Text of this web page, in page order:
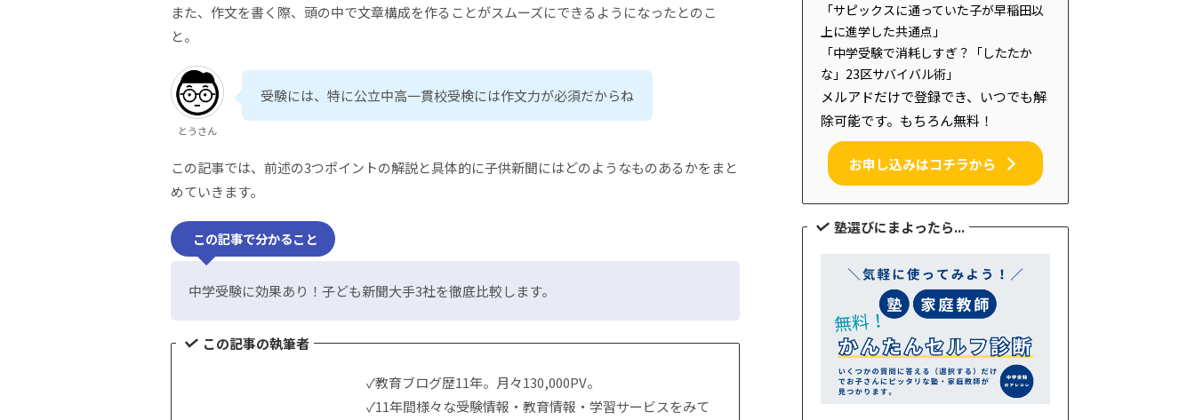
また、作文を書く際、頭の中で文章構成を作ることがスムーズにできるようになったとのこ
と。
とうさん
受験には、特に公立中高一貫校受検には作文力が必須だからね
この記事では、前述の3つポイントの解説と具体的に子供新聞にはどのようなものあるかをまと
めていきます。
この記事で分かること
中学受験に効果あり！子ども新聞大手3社を徹底比較します。
この記事の執筆者
✓教育ブログ歴11年。月々130,000PV。
✓11年間様々な受験情報・教育情報・学習サービスをみて
「サピックスに通っていた子が早稲田以
上に進学した共通点」
「中学受験で消耗しすぎ？「したたか
な」23区サバイバル術」
メルアドだけで登録でき、いつでも解
除可能です。もちろん無料！
お申し込みはコチラから
塾選びにまよったら...